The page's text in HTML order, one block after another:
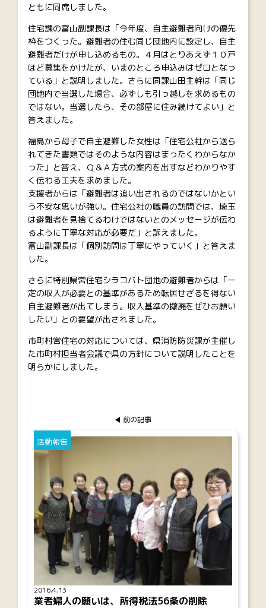
ともに同席しました。
住宅課の富山副課長は「今年度、自主避難者向けの優先
枠をつくった。避難者の住む同じ団地内に設定し、自主
避難者だけが申し込めるもの。４月はとりあえず１０戸
ほど募集をかけたが、いまのところ申込みはゼロとなっ
ている」と説明しました。さらに同課山田主幹は「同じ
団地内で当選した場合、必ずしも引っ越しを求めるもの
ではない。当選したら、その部屋に住み続けてよい」と
答えました。
福島から母子で自主避難した女性は「住宅公社から送ら
れてきた書類ではそのような内容はまったくわからなか
った」と答え、Ｑ＆Ａ方式の案内を出すなどわかりやす
く伝わる工夫を求めました。
支援者からは「避難者は追い出されるのではないかとい
う不安な思いが強い。住宅公社の職員の訪問では、埼玉
は避難者を見捨てるわけではないとのメッセージが伝わ
るように丁寧な対応が必要だ」と訴えました。
富山副課長は「個別訪問は丁寧にやっていく」と答えま
した。
さらに特別県営住宅シラコバト団地の避難者からは「一
定の収入が必要との基準があるため転居せざるを得ない
自主避難者が出てしまう。収入基準の撤廃をぜひお願い
したい」との要望が出されました。
市町村営住宅の対応については、県消防防災課が主催し
た市町村担当者会議で県の方針について説明したことを
明らかにしました。
前の記事
2016.4.13
活動報告
業者婦人の願いは、所得税法56条の削除